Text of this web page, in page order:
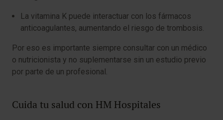
La vitamina K puede interactuar con los fármacos
anticoagulantes, aumentando el riesgo de trombosis.
Por eso es importante siempre consultar con un médico
o nutricionista y no suplementarse sin un estudio previo
por parte de un profesional.
Cuida tu salud con HM Hospitales